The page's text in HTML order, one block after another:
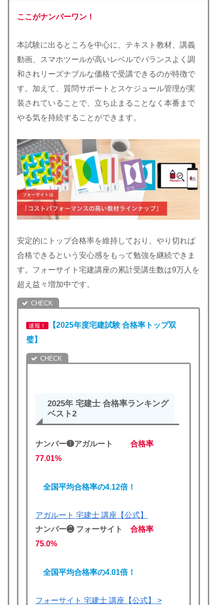
ここがナンバーワン！
本試験に出るところを中心に、テキスト教材、講義
動画、スマホツールが高いレベルでバランスよく調
和されリーズナブルな価格で受講できるのが特徴で
す。加えて、質問サポートとスケジュール管理が実
装されていることで、立ち止まることなく本番まで
やる気を持続することができます。
安定的にトップ合格率を維持しており、やり切れば
合格できるという安心感をもって勉強を継続できま
す。フォーサイト宅建講座の累計受講生数は9万人を
超え益々増加中です。
速報！
【2025年度宅建試験 合格率トップ双
璧】
2025年 宅建士 合格率ランキング
ベスト2
ナンバー❶アガルート 合格率
77.01%
全国平均合格率の4.12倍！
アガルート 宅建士 講座【公式】
ナンバー❷ フォーサイト 合格率
75.0%
全国平均合格率の4.01倍！
フォーサイト 宅建士 講座【公式】 >